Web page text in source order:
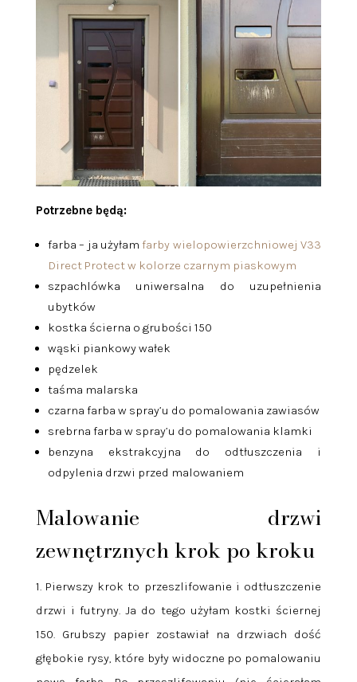
Potrzebne będą:
farba – ja użyłam farby wielopowierzchniowej V33
Direct Protect w kolorze czarnym piaskowym
szpachlówka uniwersalna do uzupełnienia
ubytków
kostka ścierna o grubości 150
wąski piankowy wałek
pędzelek
taśma malarska
czarna farba w spray’u do pomalowania zawiasów
srebrna farba w spray’u do pomalowania klamki
benzyna ekstrakcyjna do odtłuszczenia i
odpylenia drzwi przed malowaniem
Malowanie drzwi
zewnętrznych krok po kroku
1. Pierwszy krok to przeszlifowanie i odtłuszczenie
drzwi i futryny. Ja do tego użyłam kostki ściernej
150. Grubszy papier zostawiał na drzwiach dość
głębokie rysy, które były widoczne po pomalowaniu